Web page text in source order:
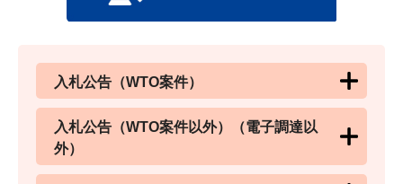
入札公告（WTO案件）
入札公告（WTO案件以外）（電子調達以
外）